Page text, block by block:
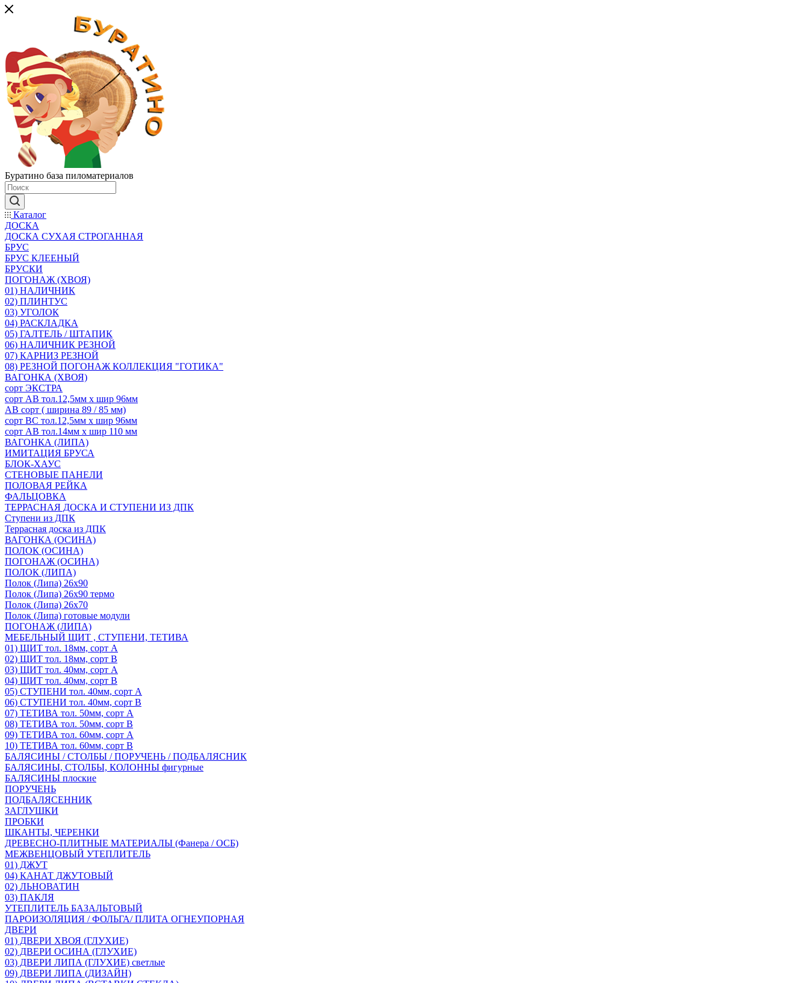
Буратино база пиломатериалов
Каталог
ДОСКА
ДОСКА СУХАЯ СТРОГАННАЯ
БРУС
БРУС КЛЕЕНЫЙ
БРУСКИ
ПОГОНАЖ (ХВОЯ)
01) НАЛИЧНИК
02) ПЛИНТУС
03) УГОЛОК
04) РАСКЛАДКА
05) ГАЛТЕЛЬ / ШТАПИК
06) НАЛИЧНИК РЕЗНОЙ
07) КАРНИЗ РЕЗНОЙ
08) РЕЗНОЙ ПОГОНАЖ КОЛЛЕКЦИЯ "ГОТИКА"
ВАГОНКА (ХВОЯ)
сорт ЭКСТРА
сорт АВ тол.12,5мм х шир 96мм
АВ сорт ( ширина 89 / 85 мм)
сорт ВС тол.12,5мм х шир 96мм
сорт АВ тол.14мм х шир 110 мм
ВАГОНКА (ЛИПА)
ИМИТАЦИЯ БРУСА
БЛОК-ХАУС
СТЕНОВЫЕ ПАНЕЛИ
ПОЛОВАЯ РЕЙКА
ФАЛЬЦОВКА
ТЕРРАСНАЯ ДОСКА И СТУПЕНИ ИЗ ДПК
Ступени из ДПК
Террасная доска из ДПК
ВАГОНКА (ОСИНА)
ПОЛОК (ОСИНА)
ПОГОНАЖ (ОСИНА)
ПОЛОК (ЛИПА)
Полок (Липа) 26х90
Полок (Липа) 26х90 термо
Полок (Липа) 26х70
Полок (Липа) готовые модули
ПОГОНАЖ (ЛИПА)
МЕБЕЛЬНЫЙ ЩИТ , СТУПЕНИ, ТЕТИВА
01) ЩИТ тол. 18мм, сорт А
02) ЩИТ тол. 18мм, сорт В
03) ЩИТ тол. 40мм, сорт А
04) ЩИТ тол. 40мм, сорт В
05) СТУПЕНИ тол. 40мм, сорт А
06) СТУПЕНИ тол. 40мм, сорт В
07) ТЕТИВА тол. 50мм, сорт А
08) ТЕТИВА тол. 50мм, сорт В
09) ТЕТИВА тол. 60мм, сорт А
10) ТЕТИВА тол. 60мм, сорт В
БАЛЯСИНЫ / СТОЛБЫ / ПОРУЧЕНЬ / ПОДБАЛЯСНИК
БАЛЯСИНЫ, СТОЛБЫ, КОЛОННЫ фигурные
БАЛЯСИНЫ плоские
ПОРУЧЕНЬ
ПОДБАЛЯСЕННИК
ЗАГЛУШКИ
ПРОБКИ
ШКАНТЫ, ЧЕРЕНКИ
ДРЕВЕСНО-ПЛИТНЫЕ МАТЕРИАЛЫ (Фанера / ОСБ)
МЕЖВЕНЦОВЫЙ УТЕПЛИТЕЛЬ
01) ДЖУТ
04) КАНАТ ДЖУТОВЫЙ
02) ЛЬНОВАТИН
03) ПАКЛЯ
УТЕПЛИТЕЛЬ БАЗАЛЬТОВЫЙ
ПАРОИЗОЛЯЦИЯ / ФОЛЬГА/ ПЛИТА ОГНЕУПОРНАЯ
ДВЕРИ
01) ДВЕРИ ХВОЯ (ГЛУХИЕ)
02) ДВЕРИ ОСИНА (ГЛУХИЕ)
03) ДВЕРИ ЛИПА (ГЛУХИЕ) светлые
09) ДВЕРИ ЛИПА (ДИЗАЙН)